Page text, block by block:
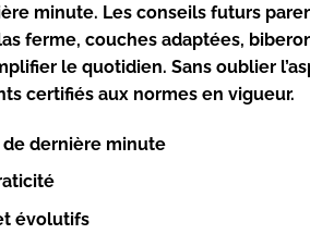
minute. Les conseils futurs
ferme, couches adaptées,
le quotidien. Sans oublier
certifiés aux normes en vigueur.
dernière minute
évolutifs